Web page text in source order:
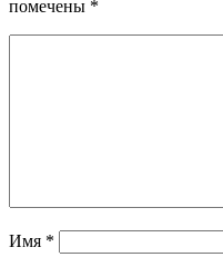
помечены *
Имя *